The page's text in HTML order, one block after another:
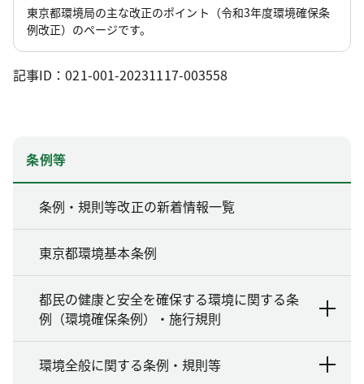
東京都環境局の主な改正のポイント（令和3年度環境確保条
例改正）のページです。
記事ID：021-001-20231117-003558
条例等
条例・規則等改正の新着情報一覧
東京都環境基本条例
都民の健康と安全を確保する環境に関する条
例（環境確保条例）・施行規則
環境全般に関する条例・規則等